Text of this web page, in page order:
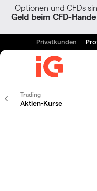
Optionen und CFDs
Geld beim CFD-
Privatkunden
Trading
Aktien-Kurse